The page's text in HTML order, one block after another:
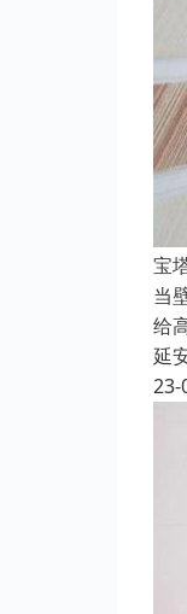
宝
当
给
延
23-